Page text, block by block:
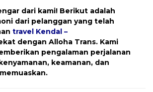
dari kami! Berikut adalah
dari pelanggan yang telah
travel Kendal –
dengan Alloha Trans. Kami
pengalaman perjalanan
keamanan, dan